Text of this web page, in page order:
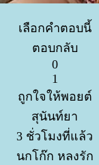
เลือกคำตอบนี้
ตอบกลับ
0
1
ถูกใจให้พอยต์
สุนันท์ยา
3 ชั่วโมงที่แล้ว
นกโก๊ก หลงรัก